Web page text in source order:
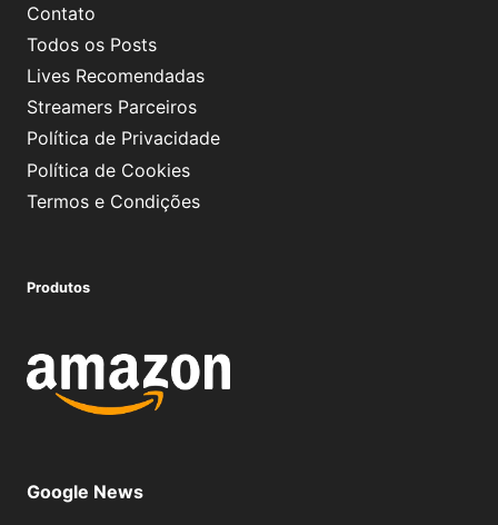
Contato
Todos os Posts
Lives Recomendadas
Streamers Parceiros
Política de Privacidade
Política de Cookies
Termos e Condições
Produtos
Google News